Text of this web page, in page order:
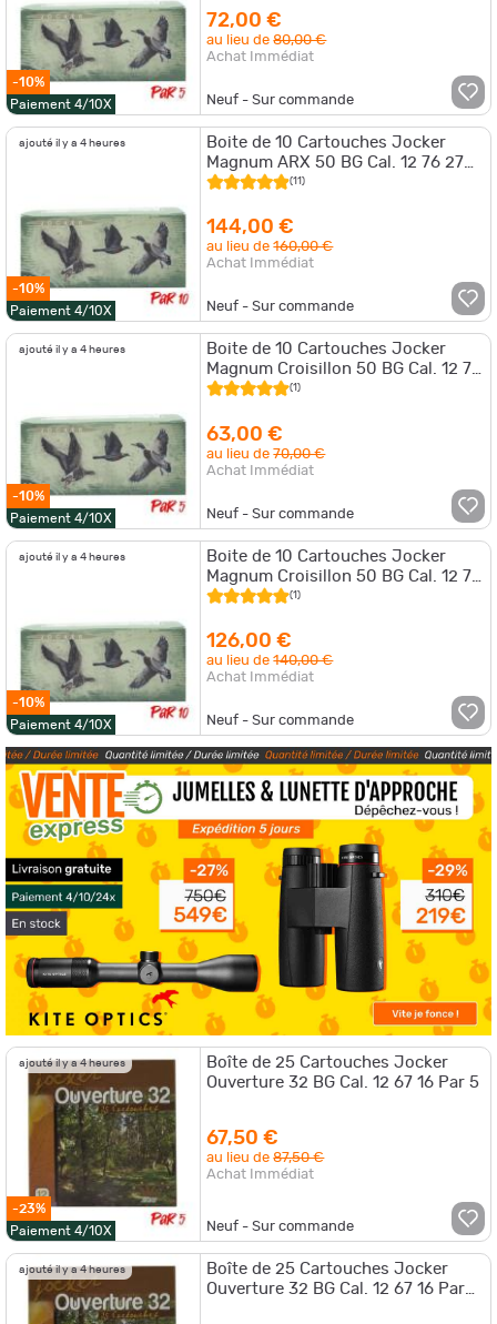
-10%
Paiement 4/10X
72,00 €
au lieu de80,00 €
Achat Immédiat
Neuf - Sur commande
ajouté il y a 4 heures
-10%
Paiement 4/10X
Boite de 10 Cartouches Jocker
Magnum ARX 50 BG Cal. 12 76 27
Par 10
(11)
144,00 €
au lieu de160,00 €
Achat Immédiat
Neuf - Sur commande
ajouté il y a 4 heures
-10%
Paiement 4/10X
Boite de 10 Cartouches Jocker
Magnum Croisillon 50 BG Cal. 12 76
27 Par 5
(1)
63,00 €
au lieu de70,00 €
Achat Immédiat
Neuf - Sur commande
ajouté il y a 4 heures
-10%
Paiement 4/10X
Boite de 10 Cartouches Jocker
Magnum Croisillon 50 BG Cal. 12 76
27 Par 10
(1)
126,00 €
au lieu de140,00 €
Achat Immédiat
Neuf - Sur commande
ajouté il y a 4 heures
-23%
Paiement 4/10X
Boîte de 25 Cartouches Jocker
Ouverture 32 BG Cal. 12 67 16 Par 5
67,50 €
au lieu de87,50 €
Achat Immédiat
Neuf - Sur commande
ajouté il y a 4 heures
Boîte de 25 Cartouches Jocker
Ouverture 32 BG Cal. 12 67 16 Par